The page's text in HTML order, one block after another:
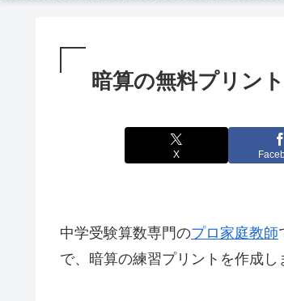
暗算の無料プリン
X
中学受験算数専門のプロ家庭教師
で、暗算の練習プリントを作成し